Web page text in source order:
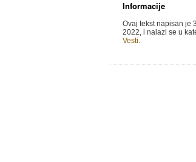
Informacije
Ovaj tekst napisan je
2022, i nalazi se u
Vesti.